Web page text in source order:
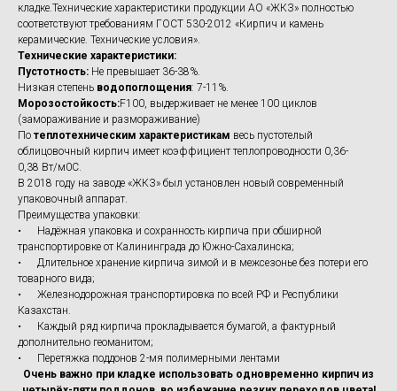
кладке.Технические характеристики продукции АО «ЖКЗ» полностью
соответствуют требованиям ГОСТ 530-2012 «Кирпич и камень
керамические. Технические условия».
Технические характеристики:
Пустотность: Не превышает 36-38%.
Низкая степень водопоглощения: 7-11%.
Морозостойкость:F100, выдерживает не менее 100 циклов
(замораживание и размораживание)
По теплотехническим характеристикам весь пустотелый
облицовочный кирпич имеет коэффициент теплопроводности 0,36-
0,38 Вт/м0С.
В 2018 году на заводе «ЖКЗ» был установлен новый современный
упаковочный аппарат.
Преимущества упаковки:
• Надёжная упаковка и сохранность кирпича при обширной
транспортировке от Калининграда до Южно-Сахалинска;
• Длительное хранение кирпича зимой и в межсезонье без потери его
товарного вида;
• Железнодорожная транспортировка по всей РФ и Республики
Казахстан.
• Каждый ряд кирпича прокладывается бумагой, а фактурный
дополнительно геоманитом;
• Перетяжка поддонов 2-мя полимерными лентами
Очень важно при кладке использовать одновременно кирпич из